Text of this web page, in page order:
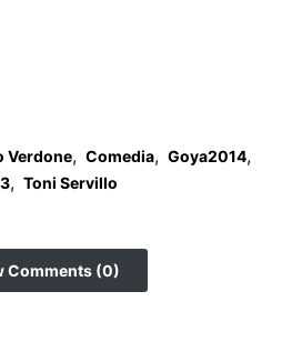
Verdone, Comedia, Goya2014,
, Toni Servillo
Comments (0)